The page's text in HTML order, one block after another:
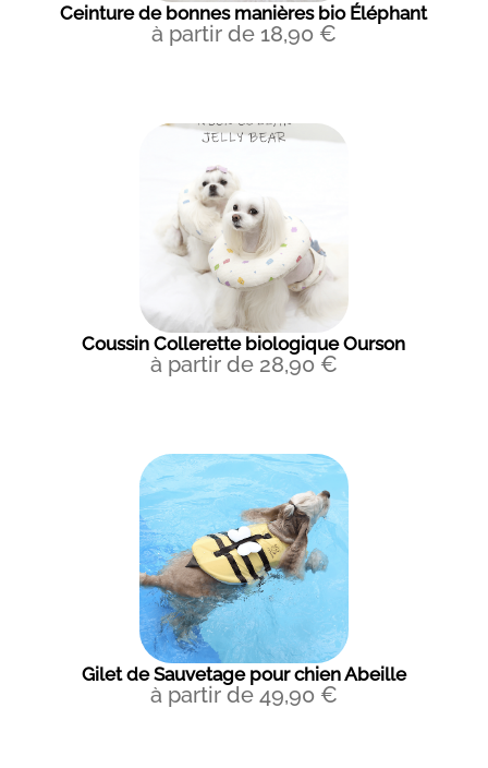
Ceinture de bonnes manières bio Éléphant
à partir de 18,90 €
Coussin Collerette biologique Ourson
à partir de 28,90 €
Gilet de Sauvetage pour chien Abeille
à partir de 49,90 €